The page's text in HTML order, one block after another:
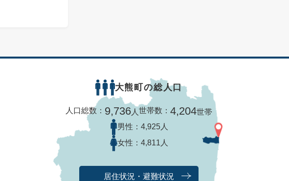
大熊町の総人口
人口総数： 9,736 人 世帯数： 4,204世帯
男性： 4,925人
女性： 4,811人
居住状況・避難状況